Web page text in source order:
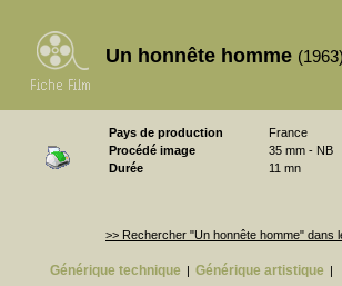
Un honnête homme
Pays de production
France
Procédé image
35 mm - NB
Durée
11 mn
>> Rechercher "Un honnête homme" dans
Générique technique | Générique artistique |